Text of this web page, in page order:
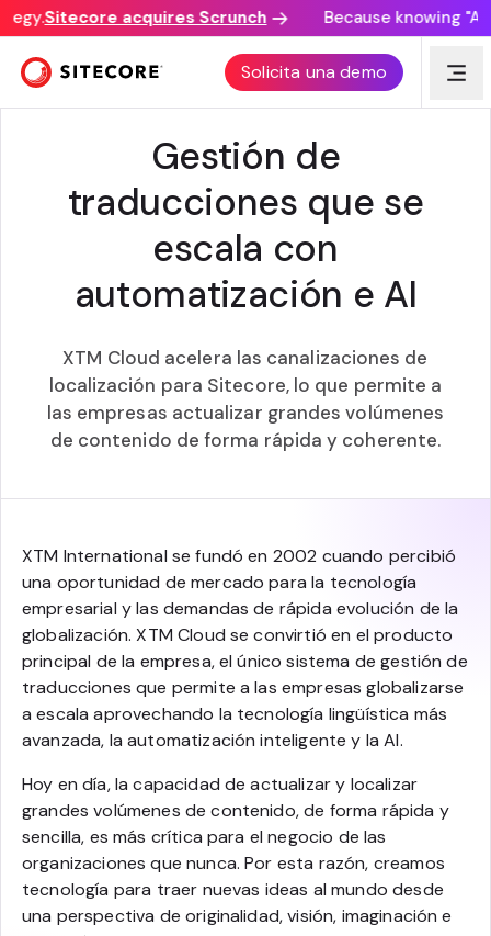
Sitecore acquires Scrunch Because knowing
Solicita una demo
XTM + SITECORE
Gestión de
traducciones que se
escala con
automatización e AI
XTM Cloud acelera las canalizaciones de
localización para Sitecore, lo que permite a
las empresas actualizar grandes volúmenes
de contenido de forma rápida y coherente.
XTM International se fundó en 2002 cuando percibió
una oportunidad de mercado para la tecnología
empresarial y las demandas de rápida evolución de la
globalización. XTM Cloud se convirtió en el producto
principal de la empresa, el único sistema de gestión de
traducciones que permite a las empresas globalizarse
a escala aprovechando la tecnología lingüística más
avanzada, la automatización inteligente y la AI.
Hoy en día, la capacidad de actualizar y localizar
grandes volúmenes de contenido, de forma rápida y
sencilla, es más crítica para el negocio de las
organizaciones que nunca. Por esta razón, creamos
tecnología para traer nuevas ideas al mundo desde
una perspectiva de originalidad, visión, imaginación e